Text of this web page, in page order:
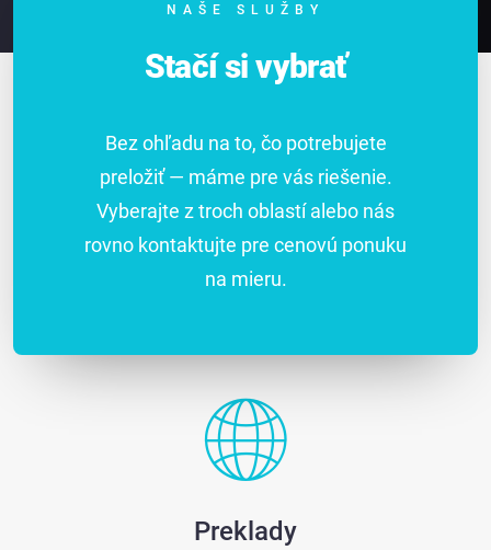
NAŠE SLUŽBY
Stačí si vybrať
Bez ohľadu na to, čo potrebujete
preložiť — máme pre vás riešenie.
Vyberajte z troch oblastí alebo nás
rovno kontaktujte pre cenovú ponuku
na mieru.
Preklady